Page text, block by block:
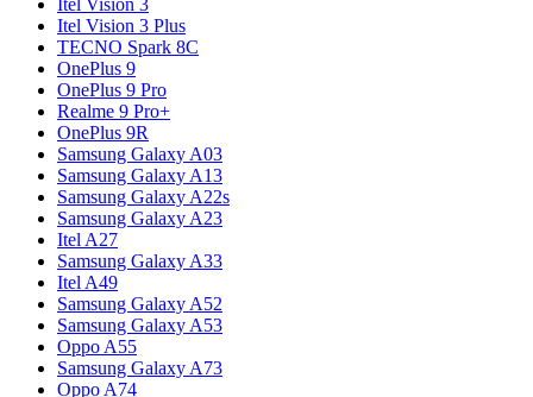
Itel Vision 3 Plus
TECNO Spark 8C
OnePlus 9
OnePlus 9 Pro
Realme 9 Pro+
OnePlus 9R
Samsung Galaxy A03
Samsung Galaxy A13
Samsung Galaxy A22s
Samsung Galaxy A23
Itel A27
Samsung Galaxy A33
Itel A49
Samsung Galaxy A52
Samsung Galaxy A53
Oppo A55
Samsung Galaxy A73
Oppo A74